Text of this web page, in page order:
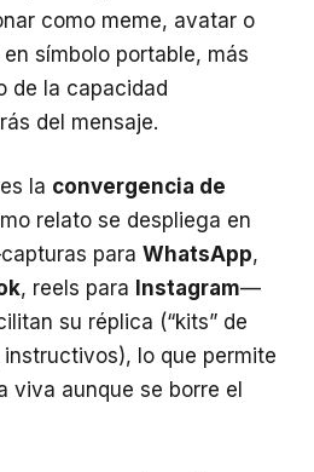
como meme, avatar o
símbolo portable, más
de la capacidad
del mensaje.
la convergencia de
relato se despliega en
para WhatsApp,
, reels para Instagram—
su réplica (“kits” de
lo que permite
viva aunque se borre el